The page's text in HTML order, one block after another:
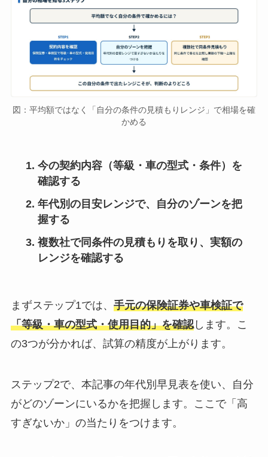
図：平均額ではなく「自分の条件の見積もりレンジ」で相場を確
かめる
今の契約内容（等級・車の型式・条件）を
確認する
年代別の目安レンジで、自分のゾーンを把
握する
複数社で同条件の見積もりを取り、実額の
レンジを確認する
まずステップ1では、 手元の保険証券や車検証で
「等級・車の型式・使用目的」を確認します。こ
の3つが分かれば、試算の精度が上がります。
ステップ2で、本記事の年代別早見表を使い、自分
がどのゾーンにいるかを把握します。ここで「高
すぎないか」の当たりをつけます。